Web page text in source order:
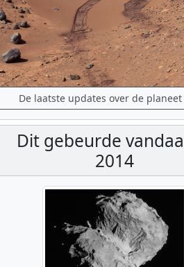
De laatste updates over de
Dit gebeurde
2014